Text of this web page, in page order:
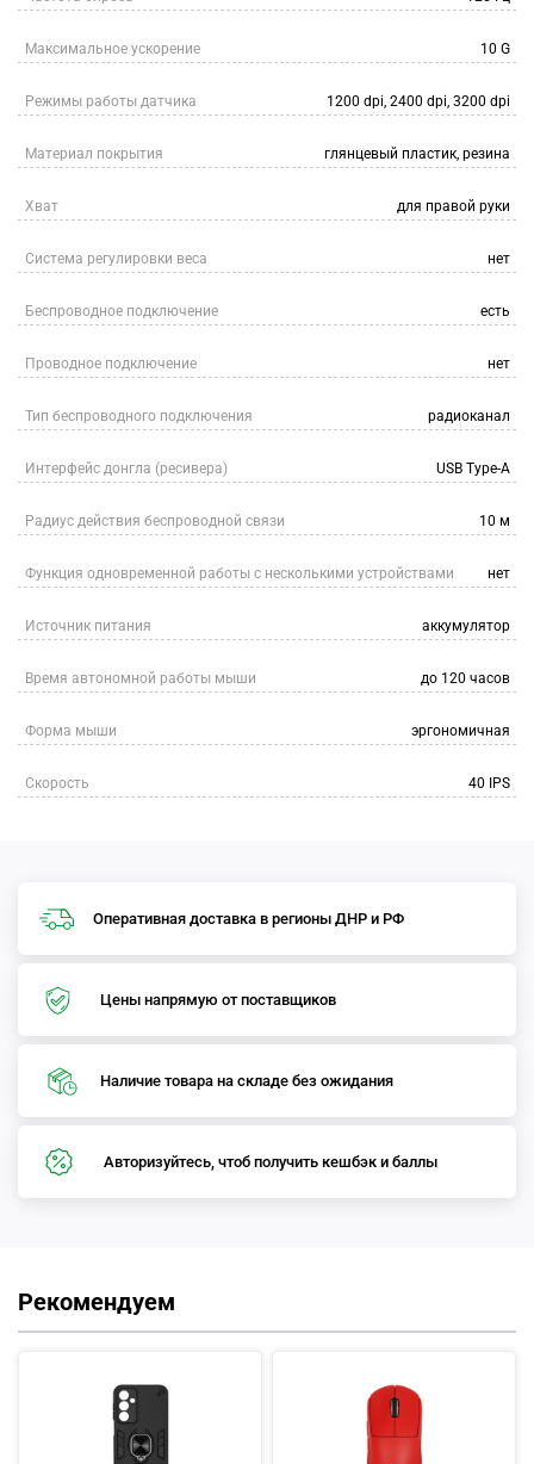
Максимальное ускорение 10 G
Режимы работы датчика 1200 dpi, 2400 dpi, 3200 dpi
Материал покрытия глянцевый пластик, резина
Хват для правой руки
Система регулировки веса нет
Беспроводное подключение есть
Проводное подключение нет
Тип беспроводного подключения радиоканал
Интерфейс донгла (ресивера) USB Type-A
Радиус действия беспроводной связи 10 м
Функция одновременной работы с несколькими устройствами нет
Источник питания аккумулятор
Время автономной работы мыши до 120 часов
Форма мыши эргономичная
Скорость 40 IPS
Оперативная доставка в регионы ДНР и РФ
Цены напрямую от поставщиков
Наличие товара на складе без ожидания
Авторизуйтесь, чтоб получить кешбэк и баллы
Рекомендуем